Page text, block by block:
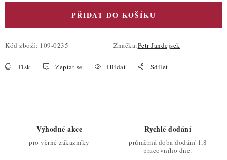
PŘIDAT DO KOŠÍKU
Kód zboží: 109-0235 Značka:Petr Jandejsek
Tisk Zeptat se Hlídat Sdílet
Výhodné akce
pro věrné zákazníky
Rychlé dodání
průměrná doba dodání 1,8
pracovního dne.